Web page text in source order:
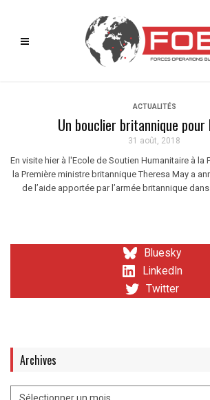
ACTUALITÉS
Un bouclier britannique pour
31 août, 2018
En visite hier à l'Ecole de Soutien Humanitaire à la
la Première ministre britannique Theresa May a
de l’aide apportée par l’armée britannique
Bluesky
LinkedIn
Twitter
Archives